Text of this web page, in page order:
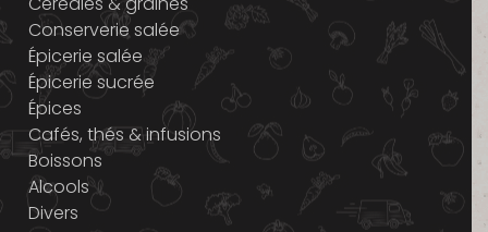
Conserverie salée
Épicerie salée
Épicerie sucrée
Épices
Cafés, thés & infusions
Boissons
Alcools
Divers